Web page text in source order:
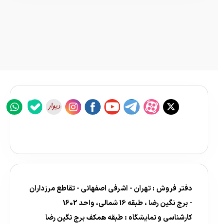
دفتر فروش : تهران - اشرفی اصفهانی - تقاطع مرزداران
- برج نگین رضا ، طبقه 16 شمالی، واحد 1602
کارشناسی و نمایشگاه : طبقه همکف برج نگین رضا